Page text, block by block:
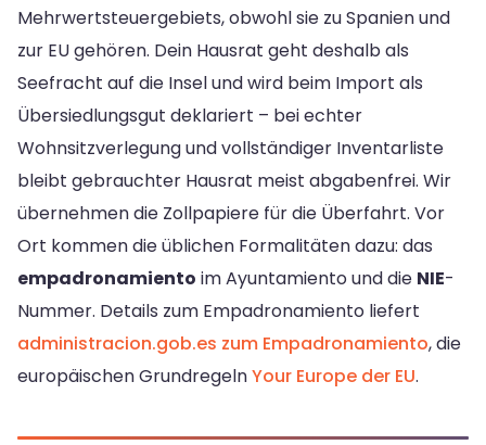
Mehrwertsteuergebiets, obwohl sie zu Spanien und
zur EU gehören. Dein Hausrat geht deshalb als
Seefracht auf die Insel und wird beim Import als
Übersiedlungsgut deklariert – bei echter
Wohnsitzverlegung und vollständiger Inventarliste
bleibt gebrauchter Hausrat meist abgabenfrei. Wir
übernehmen die Zollpapiere für die Überfahrt. Vor
Ort kommen die üblichen Formalitäten dazu: das
empadronamiento im Ayuntamiento und die NIE-
Nummer. Details zum Empadronamiento liefert
administracion.gob.es zum Empadronamiento, die
europäischen GrundregelnYour Europe der EU.